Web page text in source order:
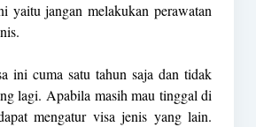
yaitu jangan melakukan perawatan
ini cuma satu tahun saja dan tidak
lagi. Apabila masih mau tinggal di
mengatur visa jenis yang lain.